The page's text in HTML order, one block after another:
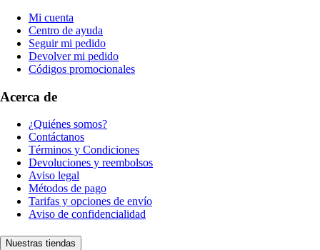
Mi cuenta
Centro de ayuda
Seguir mi pedido
Devolver mi pedido
Códigos promocionales
Acerca de
¿Quiénes somos?
Contáctanos
Términos y Condiciones
Devoluciones y reembolsos
Aviso legal
Métodos de pago
Tarifas y opciones de envío
Aviso de confidencialidad
Nuestras tiendas